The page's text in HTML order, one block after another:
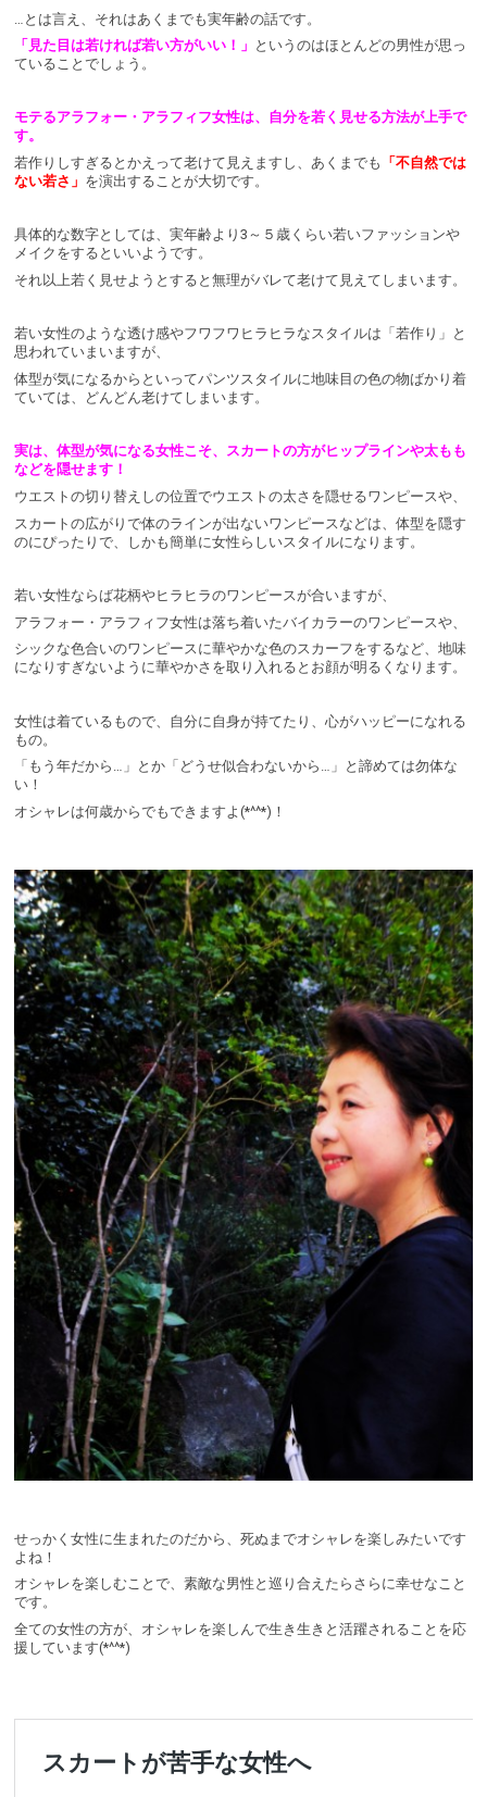
…とは言え、それはあくまでも実年齢の話です。
「見た目は若ければ若い方がいい！」 というのはほとんどの男性が思っ
ていることでしょう。
モテるアラフォー・アラフィフ女性は、自分を若く見せる方法が上手で
す。
若作りしすぎるとかえって老けて見えますし、あくまでも 「不自然では
ない若さ」 を演出することが大切です。
具体的な数字としては、実年齢より3～５歳くらい若いファッションや
メイクをするといいようです。
それ以上若く見せようとすると無理がバレて老けて見えてしまいます。
若い女性のような透け感やフワフワヒラヒラなスタイルは「若作り」と
思われていまいますが、
体型が気になるからといってパンツスタイルに地味目の色の物ばかり着
ていては、どんどん老けてしまいます。
実は、体型が気になる女性こそ、スカートの方がヒップラインや太もも
などを隠せます！
ウエストの切り替えしの位置でウエストの太さを隠せるワンピースや、
スカートの広がりで体のラインが出ないワンピースなどは、体型を隠す
のにぴったりで、しかも簡単に女性らしいスタイルになります。
若い女性ならば花柄やヒラヒラのワンピースが合いますが、
アラフォー・アラフィフ女性は落ち着いたバイカラーのワンピースや、
シックな色合いのワンピースに華やかな色のスカーフをするなど、地味
になりすぎないように華やかさを取り入れるとお顔が明るくなります。
女性は着ているもので、自分に自身が持てたり、心がハッピーになれる
もの。
「もう年だから…」とか「どうせ似合わないから…」と諦めては勿体な
い！
オシャレは何歳からでもできますよ(*^^*)！
せっかく女性に生まれたのだから、死ぬまでオシャレを楽しみたいです
よね！
オシャレを楽しむことで、素敵な男性と巡り合えたらさらに幸せなこと
です。
全ての女性の方が、オシャレを楽しんで生き生きと活躍されることを応
援しています(*^^*)